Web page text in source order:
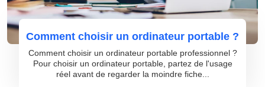
Comment choisir un ordinateur portable ?
Comment choisir un ordinateur portable professionnel ?
Pour choisir un ordinateur portable, partez de l'usage
réel avant de regarder la moindre fiche...